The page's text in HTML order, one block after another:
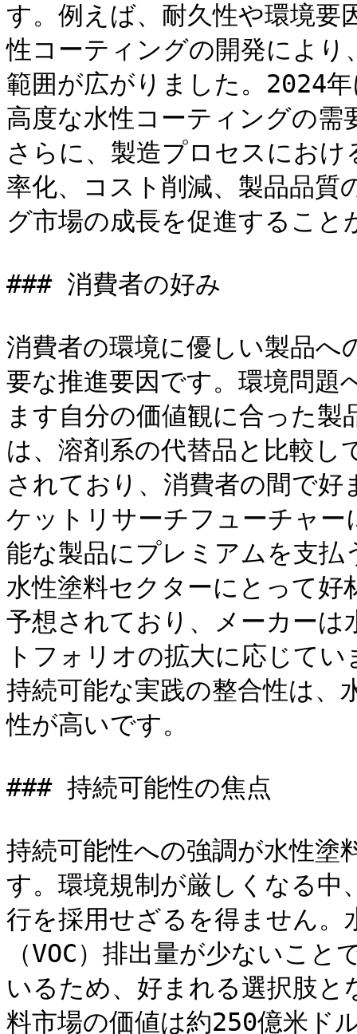
す。例えば、耐久性や環境要
性コーティングの開発により
範囲が広がりました。2024
高度な水性コーティングの
さらに、製造プロセスにお
率化、コスト削減、製品品質
グ市場の成長を促進すること
### 消費者の好み
消費者の環境に優しい製品へ
要な推進要因です。環境問題
ます自分の価値観に合った
は、溶剤系の代替品と比較し
されており、消費者の間で
ケットリサーチフューチャー
能な製品にプレミアムを支
水性塗料セクターにとって
予想されており、メーカー
トフォリオの拡大に応じて
持続可能な実践の整合性は、
性が高いです。
### 持続可能性の焦点
持続可能性への強調が水性塗
す。環境規制が厳しくなる中
行を採用せざるを得ません。
（VOC）排出量が少ないこ
いるため、好まれる選択肢
料市場の価値は約250億米ド